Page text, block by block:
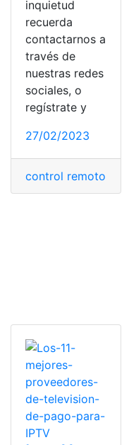
inquietud
recuerda
contactarnos a
través de
nuestras redes
sociales, o
regístrate y
27/02/2023
control remoto